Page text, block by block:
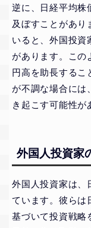
逆に、日経平均株
及ぼすことがあり
いると、外国投資
があります。この
円高を助長するこ
が不調な場合には
き起こす可能性が
外国人投資家
外国人投資家は、
ています。彼らは
基づいて投資戦略